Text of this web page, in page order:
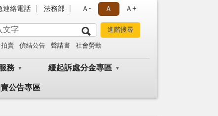
連絡電話 法務部 Ａ- Ａ Ａ+
拍賣 偵結公告 聲請書 社會勞動
務 緩起訴處分金專區
公告專區